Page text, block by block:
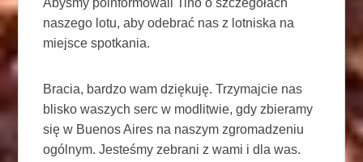
Abyśmy poinformowali Tino o szczegółach
naszego lotu, aby odebrać nas z lotniska na
miejsce spotkania.
Bracia, bardzo wam dziękuję. Trzymajcie nas
blisko waszych serc w modlitwie, gdy zbieramy
się w Buenos Aires na naszym zgromadzeniu
ogólnym. Jesteśmy zebrani z wami i dla was.